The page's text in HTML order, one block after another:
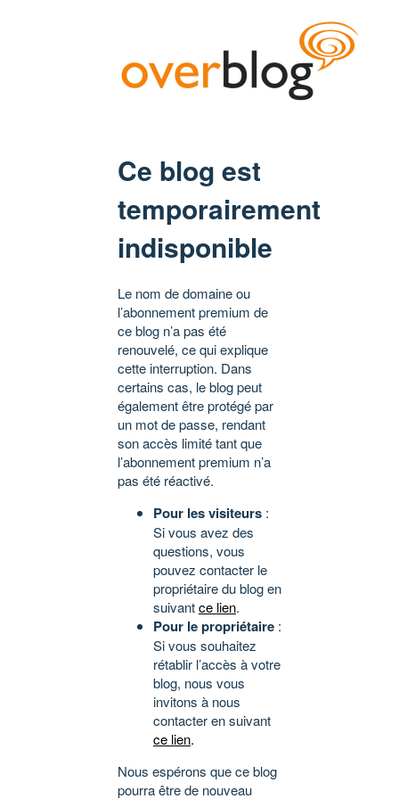
Ce blog est
temporairement
indisponible
Le nom de domaine ou
l’abonnement premium de
ce blog n’a pas été
renouvelé, ce qui explique
cette interruption. Dans
certains cas, le blog peut
également être protégé par
un mot de passe, rendant
son accès limité tant que
l’abonnement premium n’a
pas été réactivé.
Pour les visiteurs :
Si vous avez des
questions, vous
pouvez contacter le
propriétaire du blog en
suivantce lien.
Pour le propriétaire :
Si vous souhaitez
rétablir l’accès à votre
blog, nous vous
invitons à nous
contacter en suivant
ce lien.
Nous espérons que ce blog
pourra être de nouveau